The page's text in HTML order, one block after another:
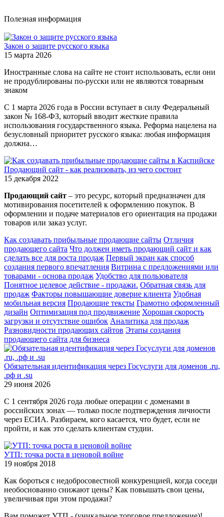
Полезная информация
Закон о защите русского языка
15 марта 2026
Иностранные слова на сайте не стоит использовать, если они
не продублированы по-русски или не являются товарным
знаком
С 1 марта 2026 года в России вступает в силу Федеральный
закон № 168-ФЗ, который вводит жесткие правила
использования государственного языка. Реформа нацелена на
безусловный приоритет русского языка: любая информация
должна…
Продающий сайт - как реализовать, из чего состоит
15 декабря 2022
Продающий сайт – это ресурс, который предназначен для
мотивирования посетителей к оформлению покупок. В
оформлении и подаче материалов его ориентация на продажи
товаров или заказ услуг.
Как создавать прибыльные продающие сайты Отличия
продающего сайта Что должен иметь продающий сайт и как
сделать все для роста продаж Первый экран как способ
создания первого впечатления Витрина с предложениями или
товарами - основа продаж Удобство для пользователя
Понятное целевое действие - продажи. Обратная связь для
продаж Факторы повышающие доверие клиента Удобная
мобильная версия Продающие тексты Грамотно оформленный
дизайн Оптимизация под продвижение Хорошая скорость
загрузки и отсутствие ошибок Аналитика для продаж
Разновидности продающих сайтов Этапы создания
продающего сайта для бизнеса
Обязательная идентификация через Госуслуги для доменов .ru,
.рф и .su
29 июня 2026
С 1 сентября 2026 года любые операции с доменами в
российских зонах — только после подтверждения личности
через ЕСИА. Разбираем, кого касается, что будет, если не
пройти, и как это сделать клиентам студии.
УТП: точка роста в ценовой войне
19 ноября 2018
Как бороться с недобросовестной конкуренцией, когда соседи
необоснованно снижают цены? Как повышать свои цены,
увеличивая при этом продажи?